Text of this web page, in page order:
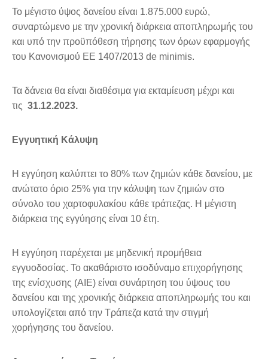
Το μέγιστο ύψος δανείου είναι 1.875.000 ευρώ,
συναρτώμενο με την χρονική διάρκεια αποπληρωμής του
και υπό την προϋπόθεση τήρησης των όρων εφαρμογής
του Κανονισμού ΕΕ 1407/2013 de minimis.
Τα δάνεια θα είναι διαθέσιμα για εκταμίευση μέχρι και
τις 31.12.2023.
Εγγυητική Κάλυψη
Η εγγύηση καλύπτει το 80% των ζημιών κάθε δανείου, με
ανώτατο όριο 25% για την κάλυψη των ζημιών στο
σύνολο του χαρτοφυλακίου κάθε τράπεζας. Η μέγιστη
διάρκεια της εγγύησης είναι 10 έτη.
Η εγγύηση παρέχεται με μηδενική προμήθεια
εγγυοδοσίας. Το ακαθάριστο ισοδύναμο επιχορήγησης
της ενίσχυσης (ΑΙΕ) είναι συνάρτηση του ύψους του
δανείου και της χρονικής διάρκεια αποπληρωμής του και
υπολογίζεται από την Τράπεζα κατά την στιγμή
χορήγησης του δανείου.